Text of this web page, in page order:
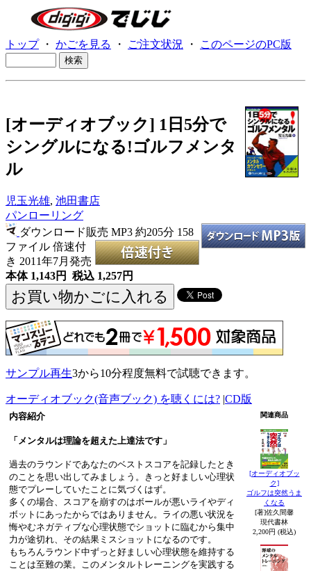
トップ・ かごを見る ・ ご注文状況 ・ このページのPC版
[オーディオブック] 1日5分で
シングルになる!ゴルフメンタ
ル
児玉光雄, 池田書店
パンローリング
ダウンロード販売 MP3 約205分 158
ファイル 倍速付
き 2011年7月発売
本体 1,143円 税込 1,257円
サンプル再生3から10分程度無料で試聴できます。
オーディオブック(音声ブック) を聴くには? |CD版
内容紹介
「メンタルは理論を超えた上達法です」
過去のラウンドであなたのベストスコアを記録したとき
のことを思い出してみましょう。きっと好ましい心理状
態でプレーしていたことに気づくはず。
多くの場合、スコアを崩すのはボールが悪いライやディ
ボットにあったからではありません。ライの悪い状況を
悔やむネガティブな心理状態でショットに臨むから集中
力が途切れ、その結果ミスショットになるのです。
もちろんラウンド中ずっと好ましい心理状態を維持する
ことは至難の業。このメンタルトレーニングを実践する
関連商品
[オーディオブッ
ク]
ゴルフは突然うま
くなる
[著]佐久間馨
現代書林
2,200円 (税込)